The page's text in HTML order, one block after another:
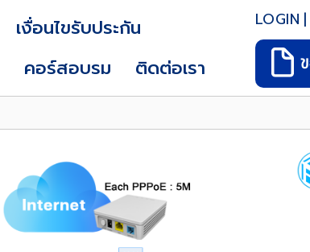
เงื่อนไขรับประกัน
คอร์สอบรม ติดต่อเรา
LOGIN |